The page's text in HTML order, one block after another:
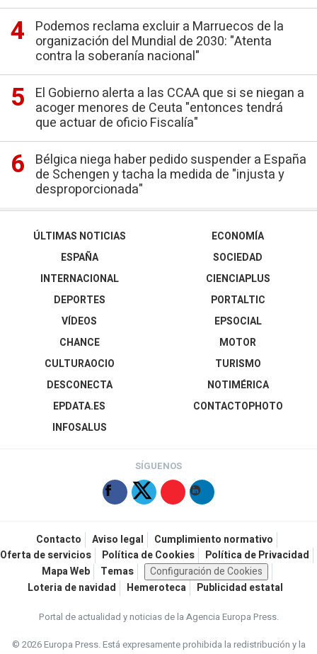
Podemos reclama excluir a Marruecos de la
organización del Mundial de 2030: "Atenta
contra la soberanía nacional"
El Gobierno alerta a las CCAA que si se niegan a
acoger menores de Ceuta "entonces tendrá
que actuar de oficio Fiscalía"
Bélgica niega haber pedido suspender a España
de Schengen y tacha la medida de "injusta y
desproporcionada"
ÚLTIMAS NOTICIAS
ESPAÑA
INTERNACIONAL
DEPORTES
VÍDEOS
ECONOMÍA
SOCIEDAD
CIENCIAPLUS
PORTALTIC
EPSOCIAL
CHANCE
CULTURAOCIO
DESCONECTA
EPDATA.ES
INFOSALUS
MOTOR
TURISMO
NOTIMÉRICA
CONTACTOPHOTO
SÍGUENOS
Contacto Aviso legal
Cumplimiento normativo
Oferta de servicios
Política de Cookies
Política de Privacidad
Mapa Web
Temas
Configuración de Cookies
Loteria de navidad
Hemeroteca Publicidad estatal
Portal de actualidad y noticias de la Agencia Europa Press.
© 2026 Europa Press.Está expresamente prohibida la redistribución y la